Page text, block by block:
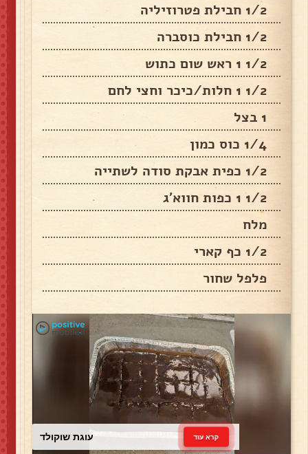
1/2 חבילת פטרוזיליה
1/2 חבילת כוסברה
1/2 1 ראש שום כתוש
1/2 1 חלות/כיכר וחצי לחם
1 בצל
1/4 כוס כמון
1/2 כפית אבקת סודה לשתייה
1/2 1 כפות חווא'ג
מלח
1/2 כף קארי
פלפל שחור
עוגת שוקולד קרא עוד